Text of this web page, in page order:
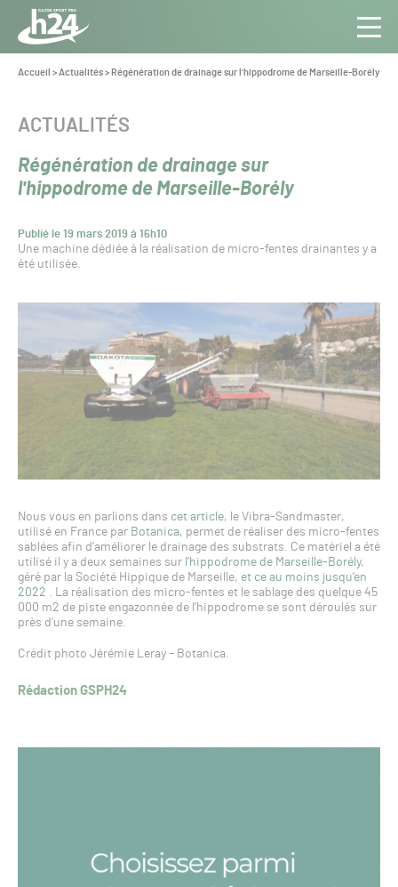
Panneau de gestion des cookies
Aller au contenu
Toute
l’info
Pro
Vous
Accueil >Actualités> Régénération de drainage sur l'hippodrome de Marseille-Borély
Régénération de drainage sur
l'hippodrome de Marseille-Borély
Publié le 19 mars 2019 à 16h10
CATÉGORIE :
ACTUALITÉS
Une machine dédiée à la réalisation de micro-fentes drainantes y a
été utilisée.
Nous vous en parlions dans cet article, le Vibra-Sandmaster,
utilisé en France par Botanica, permet de réaliser des micro-fentes
sablées afin d’améliorer le drainage des substrats. Ce matériel a été
utilisé il y a deux semaines sur l’hippodrome de Marseille-Borély,
géré par la Société Hippique de Marseille, et ce au moins jusqu’en
2022 . La réalisation des micro-fentes et le sablage des quelque 45
000 m2 de piste engazonnée de l’hippodrome se sont déroulés sur
près d’une semaine.
Crédit photo Jérémie Leray – Botanica.
Rédaction GSPH24